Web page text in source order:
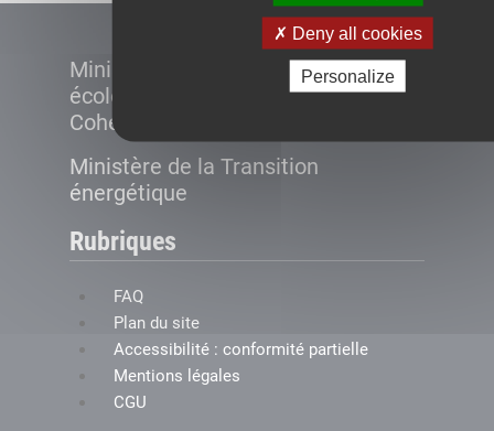
Deny all cookies
Personalize
Ministère de la Transition
écologique et de la
Cohésion des territoires
Ministère de la Transition
énergétique
Rubriques
FAQ
Plan du site
Accessibilité : conformité partielle
Mentions légales
CGU